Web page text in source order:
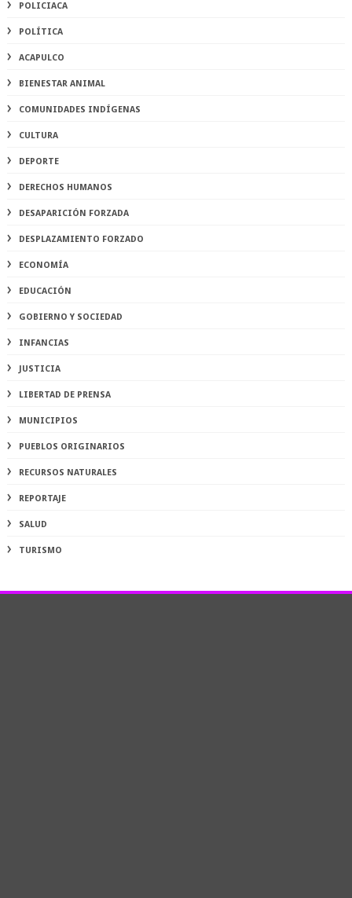
POLICIACA
POLÍTICA
ACAPULCO
BIENESTAR ANIMAL
COMUNIDADES INDÍGENAS
CULTURA
DEPORTE
DERECHOS HUMANOS
DESAPARICIÓN FORZADA
DESPLAZAMIENTO FORZADO
ECONOMÍA
EDUCACIÓN
GOBIERNO Y SOCIEDAD
INFANCIAS
JUSTICIA
LIBERTAD DE PRENSA
MUNICIPIOS
PUEBLOS ORIGINARIOS
RECURSOS NATURALES
REPORTAJE
SALUD
TURISMO